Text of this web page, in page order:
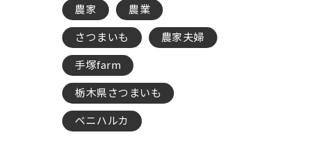
農家
農業
さつまいも
農家夫婦
手塚farm
栃木県さつまいも
ベニハルカ